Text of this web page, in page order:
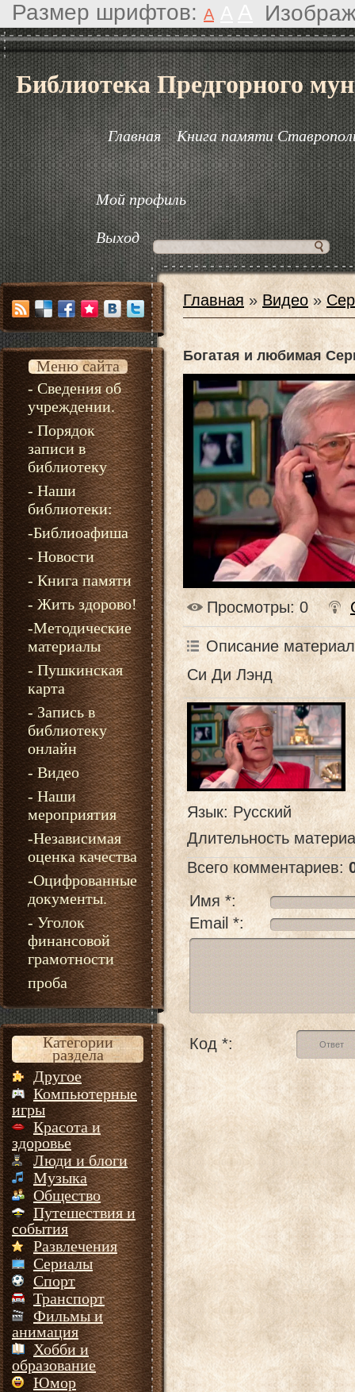
Размер шрифтов: A
Библиотека Предгорного
Главная Книга памяти
Мой профиль
Выход
Меню сайта
- Сведения об
учреждении.
- Порядок
записи в
библиотеку
- Наши
библиотеки:
-Библиоафиша
- Новости
- Книга памяти
- Жить здорово!
-Методические
материалы
- Пушкинская
карта
- Запись в
библиотеку
онлайн
- Видео
- Наши
мероприятия
-Независимая
оценка качества
-Оцифрованные
документы.
- Уголок
финансовой
грамотности
проба
Категории
раздела
Другое
Компьютерные
игры
Красота и
здоровье
Люди и блоги
Музыка
Общество
Путешествия и
события
Развлечения
Сериалы
Спорт
Транспорт
Фильмы и
анимация
Хобби и
образование
Юмор
Главная »Видео »
Богатая и любимая
Просмотры: 0
Описание
Си Ди Лэнд
Язык: Русский
Длительность
Всего комментариев:
Имя *:
Email *:
Код *: